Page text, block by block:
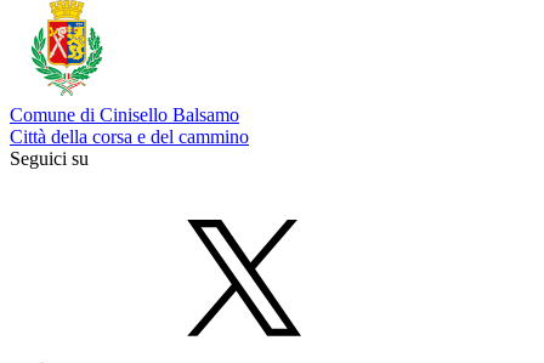
Comune di Cinisello Balsamo
Città della corsa e del cammino
Seguici su